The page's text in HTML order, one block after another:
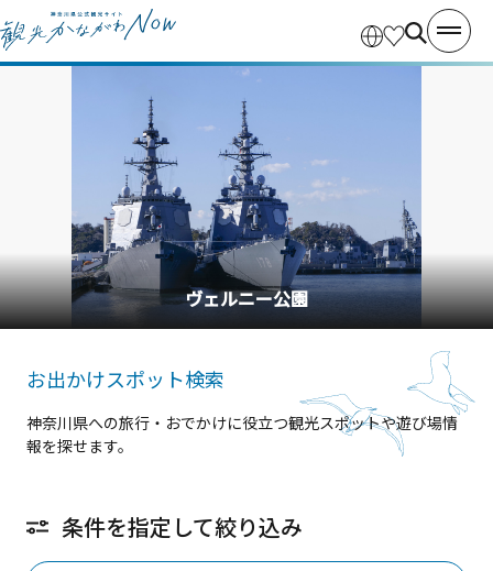
ヴェルニー公園
お出かけスポット検索
神奈川県への旅行・おでかけに役立つ観光スポットや遊び場情
報を探せます。
条件を指定して絞り込み